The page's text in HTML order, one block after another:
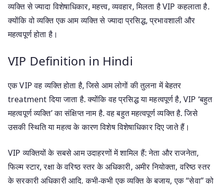
व्यक्ति से ज्यादा विशेषाधिकार, महत्त्व, व्यवहार, मिलता है VIP कहलाता है.
क्योंकि वो व्यक्ति एक आम व्यक्ति से ज्यादा प्रसिद्ध, प्रभावशाली और
महत्वपूर्ण होता है।
VIP Definition in Hindi
एक VIP वह व्यक्ति होता है, जिसे आम लोगों की तुलना में बेहतर
treatment दिया जाता है. क्योंकि वह प्रसिद्ध या महत्वपूर्ण है, VIP ‘बहुत
महत्वपूर्ण व्यक्ति’ का संक्षिप्त नाम है. वह बहुत महत्वपूर्ण व्यक्ति है. जिसे
उसकी स्थिति या महत्व के कारण विशेष विशेषाधिकार दिए जाते हैं।
VIP व्यक्तियों के सबसे आम उदाहरणों में शामिल हैं: नेता और राजनेता,
फिल्म स्टार, रक्षा के वरिष्ठ स्तर के अधिकारी, अमीर नियोक्ता, वरिष्ठ स्तर
के सरकारी अधिकारी आदि. कभी-कभी एक व्यक्ति के बजाय, एक “सेवा” को